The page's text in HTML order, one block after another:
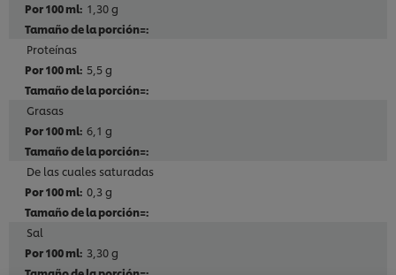
1,30 g
Proteínas
5,5 g
Grasas
6,1 g
De las cuales saturadas
0,3 g
Sal
3,30 g
Utilizamos cookies propias y de terceros (y tecnologías
similares) para mejorar tu experiencia en nuestra web.
funcionalidades (como guardar tu carrito de la
compra online), compartir contenidos en redes